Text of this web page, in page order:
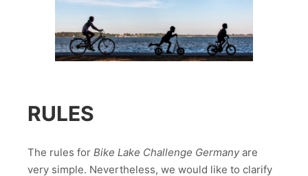
RULES
The rules for Bike Lake Challenge Germanyare
very simple. Nevertheless, we would like to clarify